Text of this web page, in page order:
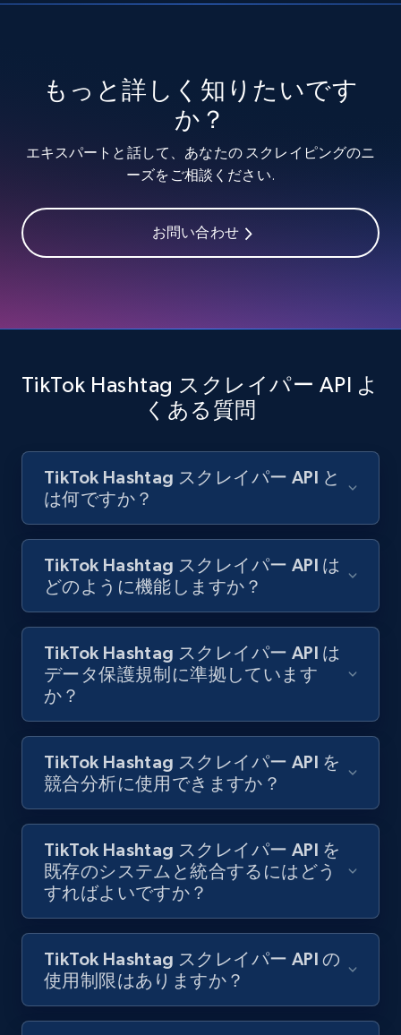
TikTok discover URL
URL, Post id, Description, Create time, Digg
count, Share count, Collect count, Comment
count, and more.
Content, Date posted, Hashtags, Num
6.6K+ 629+ 無料トライアル
Indeed job listings information
Jobid, Company name, Date posted parsed, Job
title, Description text, Benefits, Qualifications,
6.5K+ 761+ 無料トライアル
Indeed job listings information - Collect
new jobs by keyword search in specific
Jobid, Company name, Date posted parsed, Job
title, Description text, Benefits, Qualifications,
Job type, and more.
6.5K+ 761+ 無料トライアル
Indeed job listings information - Discover
jobs by company URL
Jobid, Company name, Date posted parsed, Job
title, Description text, Benefits, Qualifications,
Job type, and more.
もっと詳しく知りたいです
か？
エキスパートと話して、あなたの スクレイピングのニ
ーズをご相談ください.
お問い合わせ
TikTok Hashtag スクレイパー API よ
くある質問
TikTok Hashtag スクレイパー API と
は何ですか？
TikTok Hashtag スクレイパー API は
どのように機能しますか？
TikTok Hashtag スクレイパー API は
データ保護規制に準拠しています
か？
TikTok Hashtag スクレイパー API を
競合分析に使用できますか？
TikTok Hashtag スクレイパー API を
既存のシステムと統合するにはどう
すればよいですか？
TikTok Hashtag スクレイパー API の
使用制限はありますか？